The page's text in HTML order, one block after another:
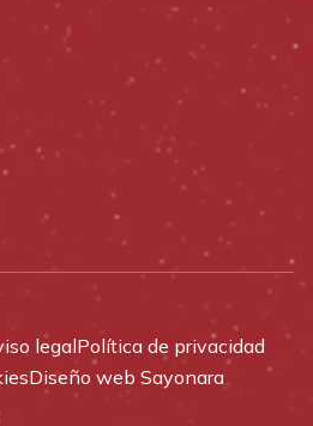
legalPolítica de privacidad
Diseño web Sayonara